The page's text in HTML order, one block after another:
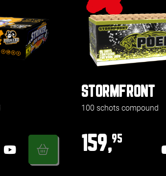
STORMFRONT
100 schots compound
159,95